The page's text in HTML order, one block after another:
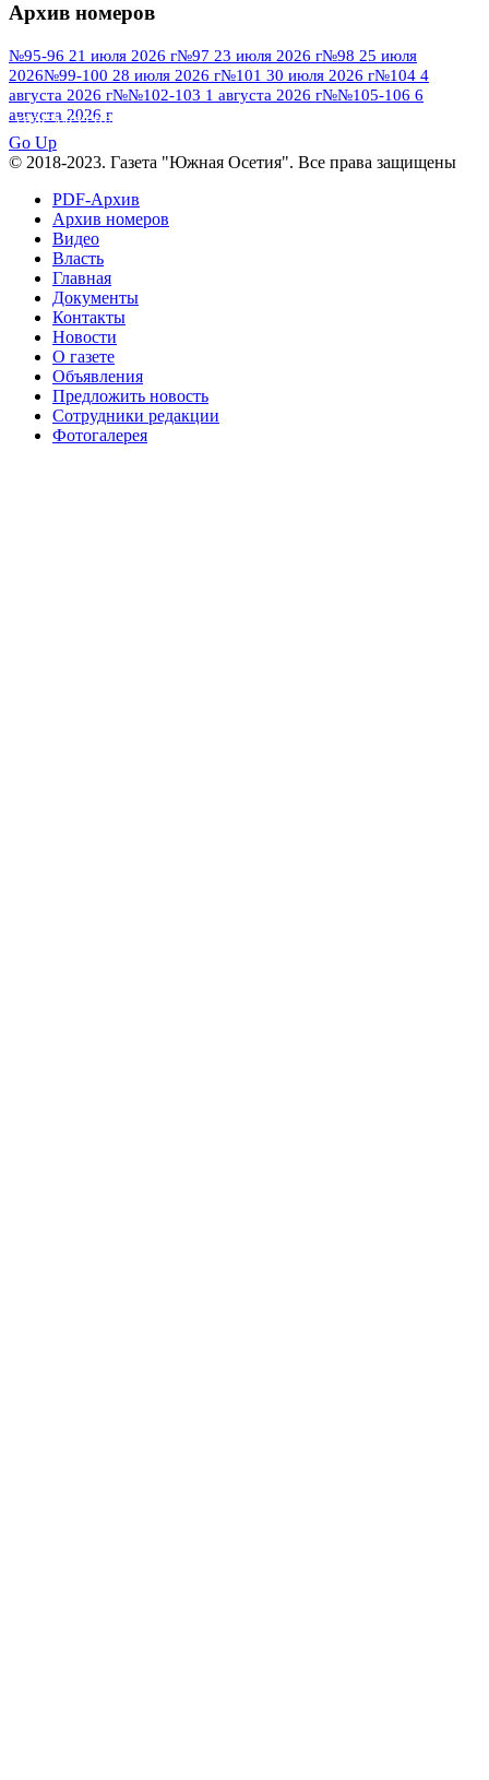
№95 7 августа 2012 г
№95 28 июля 2016 г№95+96 3 августа
2013 г№96 6 июля 2017 г№96 9 августа
2012 г №96 28 июля 2015 г
№96+97 30 июля 2016 г
№97 11 августа 2012 г
№97 30 июля 2015 г
№98 2 августа 2016 г
августа 2013 г
№98+99 11 июля 2017 г
августа 2016 г
августа 2012 г
Архив номеров
№95-96 21 июля 2026 г№97 23 июля 2026 г№98 25 июля
2026№99-100 28 июля 2026 г№101 30 июля 2026 г№104 4
августа 2026 г№№102-103 1 августа 2026 г№№105-106 6
августа 2026 г
ПОСМОТРЕТЬ ВСЕ
Go Up
© 2018-2023. Газета "Южная Осетия". Все права защищены
PDF-Архив
Архив номеров
Видео
Власть
Главная
Документы
Контакты
Новости
О газете
Объявления
Предложить новость
Сотрудники редакции
Фотогалерея